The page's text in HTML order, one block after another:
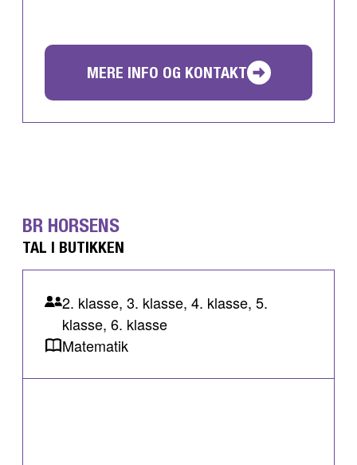
MERE INFO OG KONTAKT
BR HORSENS
TAL I BUTIKKEN
2. klasse, 3. klasse, 4. klasse, 5.
klasse, 6. klasse
Matematik